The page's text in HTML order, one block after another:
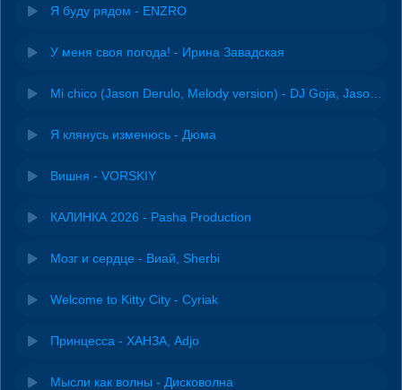
Я буду рядом - ENZRO
У меня своя погода! - Ирина Завадская
Я клянусь изменюсь - Дюма
Вишня - VORSKIY
КАЛИНКА 2026 - Pasha Production
Мозг и сердце - Виай, Sherbi
Welcome to Kitty City - Cyriak
Принцесса - ХАНЗА, Adjo
Мысли как волны - Дисковолна